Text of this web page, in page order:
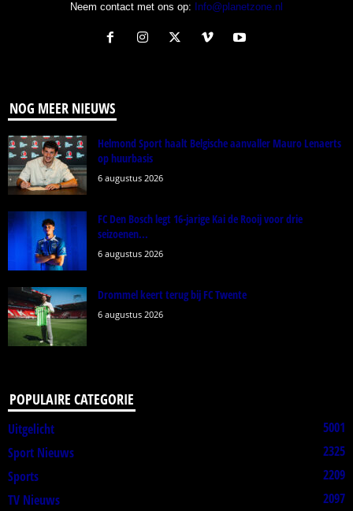
Neem contact met ons op: Info@planetzone.nl
NOG MEER NIEUWS
Helmond Sport haalt Belgische aanvaller Mauro Lenaerts
op huurbasis
6 augustus 2026
FC Den Bosch legt 16-jarige Kai de Rooij voor drie
seizoenen...
6 augustus 2026
Drommel keert terug bij FC Twente
6 augustus 2026
POPULAIRE CATEGORIE
Uitgelicht
5001
Sport Nieuws
2325
Sports
2209
TV Nieuws
2097